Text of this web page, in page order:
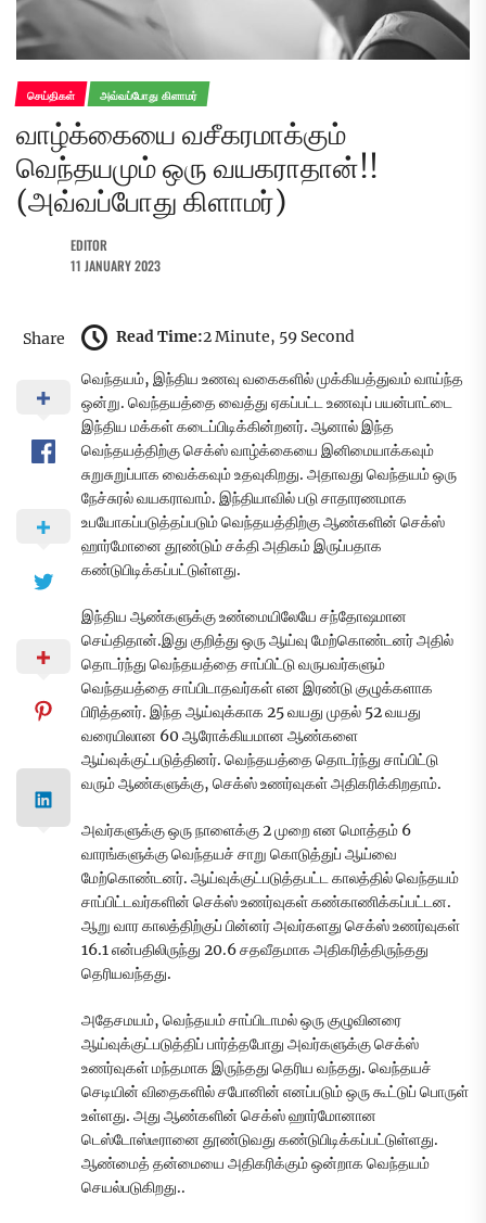
செய்திகள் அவ்வப்போது கிளாமர்
வாழ்க்கையை வசீகரமாக்கும்
வெந்தயமும் ஒரு வயகராதான்!!
(அவ்வப்போது கிளாமர்)
EDITOR
11 JANUARY 2023
Share Read Time:2 Minute, 59 Second
வெந்தயம், இந்திய உணவு வகைகளில் முக்கியத்துவம் வாய்ந்த
ஒன்று. வெந்தயத்தை வைத்து ஏகப்பட்ட உணவுப் பயன்பாட்டை
இந்திய மக்கள் கடைப்பிடிக்கின்றனர். ஆனால் இந்த
வெந்தயத்திற்கு செக்ஸ் வாழ்க்கையை இனிமையாக்கவும்
சுறுசுறுப்பாக வைக்கவும் உதவுகிறது. அதாவது வெந்தயம் ஒரு
நேச்சுரல் வயகராவாம். இந்தியாவில் படு சாதாரணமாக
உபயோகப்படுத்தப்படும் வெந்தயத்திற்கு ஆண்களின் செக்ஸ்
ஹார்மோனை தூண்டும் சக்தி அதிகம் இருப்பதாக
கண்டுபிடிக்கப்பட்டுள்ளது.
இந்திய ஆண்களுக்கு உண்மையிலேயே சந்தோஷமான
செய்திதான்.இது குறித்து ஒரு ஆய்வு மேற்கொண்டனர் அதில்
தொடர்ந்து வெந்தயத்தை சாப்பிட்டு வருபவர்களும்
வெந்தயத்தை சாப்பிடாதவர்கள் என இரண்டு குழுக்களாக
பிரித்தனர். இந்த ஆய்வுக்காக 25 வயது முதல் 52 வயது
வரையிலான 60 ஆரோக்கியமான ஆண்களை
ஆய்வுக்குட்படுத்தினர். வெந்தயத்தை தொடர்ந்து சாப்பிட்டு
வரும் ஆண்களுக்கு, செக்ஸ் உணர்வுகள் அதிகரிக்கிறதாம்.
அவர்களுக்கு ஒரு நாளைக்கு 2 முறை என மொத்தம் 6
வாரங்களுக்கு வெந்தயச் சாறு கொடுத்துப் ஆய்வை
மேற்கொண்டனர். ஆய்வுக்குட்படுத்தபட்ட காலத்தில் வெந்தயம்
சாப்பிட்டவர்களின் செக்ஸ் உணர்வுகள் கண்காணிக்கப்பட்டன.
ஆறு வார காலத்திற்குப் பின்னர் அவர்களது செக்ஸ் உணர்வுகள்
16.1 என்பதிலிருந்து 20.6 சதவீதமாக அதிகரித்திருந்தது
தெரியவந்தது.
அதேசமயம், வெந்தயம் சாப்பிடாமல் ஒரு குழுவினரை
ஆய்வுக்குட்படுத்திப் பார்த்தபோது அவர்களுக்கு செக்ஸ்
உணர்வுகள் மந்தமாக இருந்தது தெரிய வந்தது. வெந்தயச்
செடியின் விதைகளில் சபோனின் எனப்படும் ஒரு கூட்டுப் பொருள்
உள்ளது. அது ஆண்களின் செக்ஸ் ஹார்மோனான
டெஸ்டோஸ்டீரானை தூண்டுவது கண்டுபிடிக்கப்பட்டுள்ளது.
ஆண்மைத் தன்மையை அதிகரிக்கும் ஒன்றாக வெந்தயம்
செயல்படுகிறது..